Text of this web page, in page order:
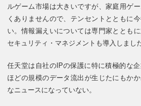
ルゲーム市場は大きいですが、家庭用ゲ
くありませんので、テンセントとともに
い。情報漏えいについては専門家ととも
セキュリティ・マネジメントも導入しまし
任天堂は自社のIPの保護に特に積極的な
ほどの規模のデータ流出が生じたにもか
なニュースになっていない。